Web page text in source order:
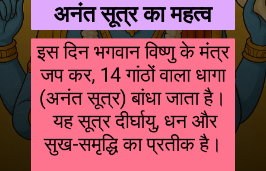
अनंत सूत्र का महत्व
इस दिन भगवान विष्णु के मंत्र
जप कर, 14 गांठों वाला धागा
(अनंत सूत्र) बांधा जाता है।
यह सूत्र दीर्घायु, धन और
सुख-समृद्धि का प्रतीक है।